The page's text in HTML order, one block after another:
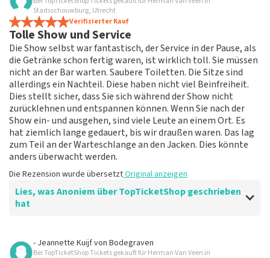
Stadsschouwburg, Utrecht
Verifizierter Kauf
Tolle Show und Service
Die Show selbst war fantastisch, der Service in der Pause, als
die Getränke schon fertig waren, ist wirklich toll. Sie müssen
nicht an der Bar warten. Saubere Toiletten. Die Sitze sind
allerdings ein Nachteil. Diese haben nicht viel Beinfreiheit.
Dies stellt sicher, dass Sie sich während der Show nicht
zurücklehnen und entspannen können. Wenn Sie nach der
Show ein- und ausgehen, sind viele Leute an einem Ort. Es
hat ziemlich lange gedauert, bis wir draußen waren. Das lag
zum Teil an der Warteschlange an den Jacken. Dies könnte
anders überwacht werden.
Die Rezension wurde übersetztOriginal anzeigen
Lies, was Anoniem über TopTicketShop geschrieben
hat
Bewertung von Anoniem über
- Jeannette Kuijfvon Bodegraven
Bei TopTicketShop Tickets gekauft für Herman Van Veen in